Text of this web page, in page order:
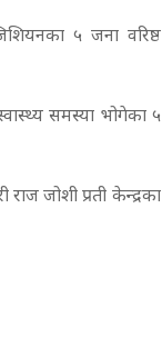
५ जना वरिष्ठ
समस्या भोगेका ५
जोशी प्रती केन्द्रका